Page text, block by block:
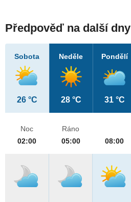
Předpověď na další dny
Sobota
26 °C
Neděle
28 °C
Pondělí
31 °C
Noc
02:00
Ráno
05:00
08:00